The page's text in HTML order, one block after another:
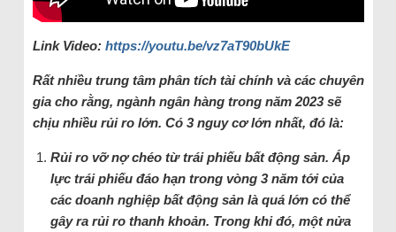
Link Video: https://youtu.be/vz7aT90bUkE
Rất nhiều trung tâm phân tích tài chính và các chuyên
gia cho rằng, ngành ngân hàng trong năm 2023 sẽ
chịu nhiều rủi ro lớn. Có 3 nguy cơ lớn nhất, đó là:
Rủi ro vỡ nợ chéo từ trái phiếu bất động sản. Áp
lực trái phiếu đáo hạn trong vòng 3 năm tới của
các doanh nghiệp bất động sản là quá lớn có thể
gây ra rủi ro thanh khoản. Trong khi đó, một nửa